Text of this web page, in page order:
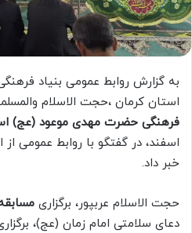
به گزارش روابط عمومی بنیاد
استان کرمان ،حجت الاسلام
فرهنگی حضرت مهدی موعود (عج)
اسفند، در گفتگو با روابط عمومی از
خبر داد.
حجت الاسلام عربپور، برگزاری
دعای سلامتی امام زمان (عج)،